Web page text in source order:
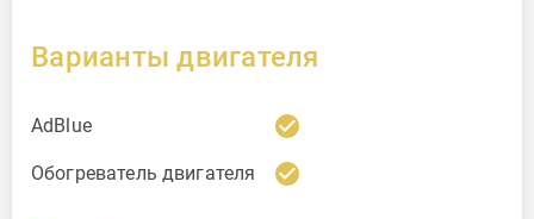
Варианты двигателя
AdBlue check_circle
Обогреватель двигателя check_circle